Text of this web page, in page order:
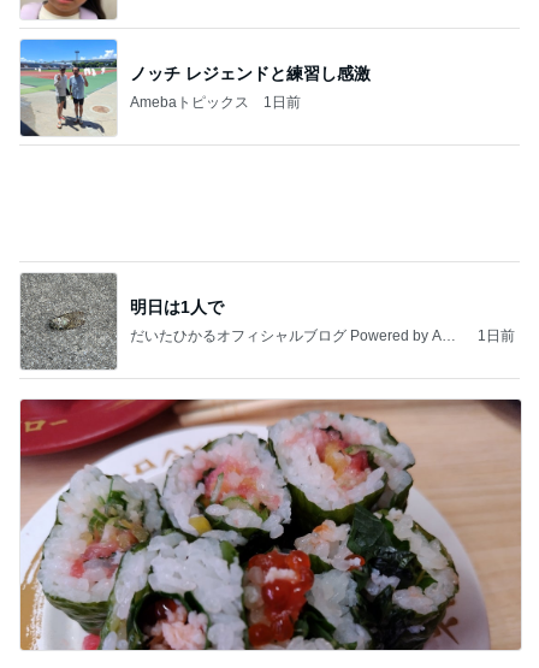
ノッチ レジェンドと練習し感激
Amebaトピックス 1日前
明日は1人で
だいたひかるオフィシャルブログ Powered by Ame
1日前